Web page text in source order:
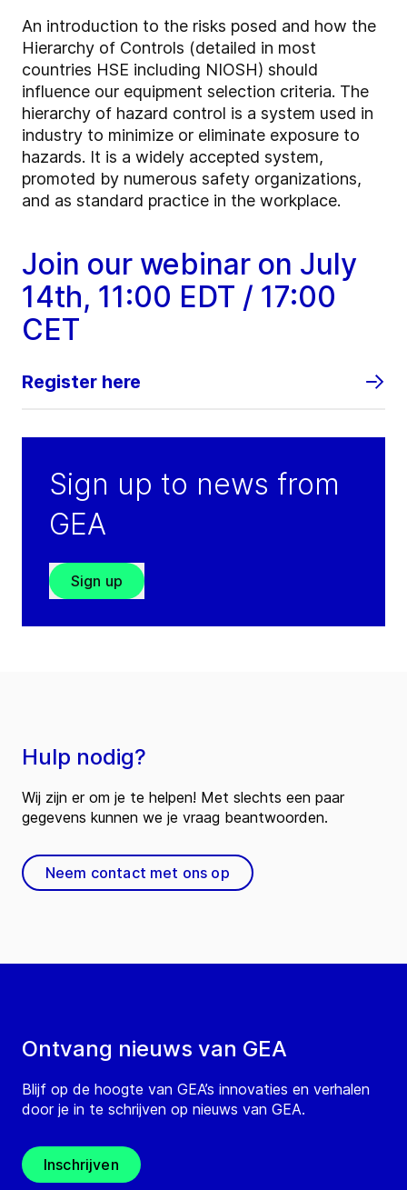
An introduction to the risks posed and how the
Hierarchy of Controls (detailed in most
countries HSE including NIOSH) should
influence our equipment selection criteria. The
hierarchy of hazard control is a system used in
industry to minimize or eliminate exposure to
hazards. It is a widely accepted system,
promoted by numerous safety organizations,
and as standard practice in the workplace.
Join our webinar on July
14th, 11:00 EDT / 17:00
CET
Register here
Sign up to news from
GEA
Sign up
Ontvang nieuws van GEA
Blijf op de hoogte van GEA’s innovaties en verhalen
door je in te schrijven op nieuws van GEA.
Inschrijven
Hulp nodig?
Wij zijn er om je te helpen! Met slechts een paar
gegevens kunnen we je vraag beantwoorden.
Neem contact met ons op